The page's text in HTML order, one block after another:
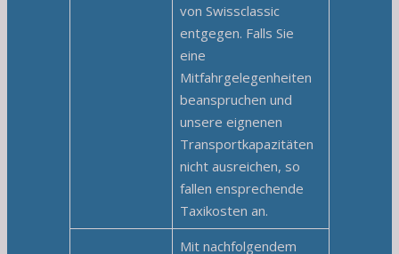
von Swissclassic
entgegen. Falls Sie
eine
Mitfahrgelegenheiten
beanspruchen und
unsere eignenen
Transportkapazitäten
nicht ausreichen, so
fallen ensprechende
Taxikosten an.
Mit nachfolgendem